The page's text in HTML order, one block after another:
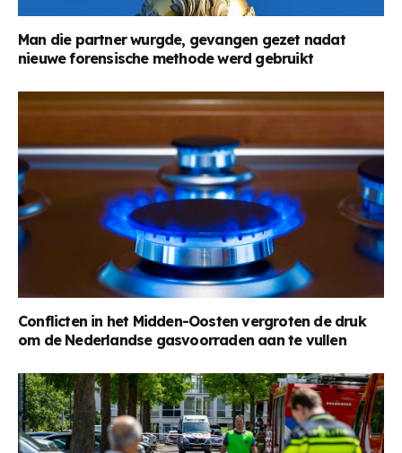
Man die partner wurgde, gevangen gezet nadat
nieuwe forensische methode werd gebruikt
Conflicten in het Midden-Oosten vergroten de druk
om de Nederlandse gasvoorraden aan te vullen